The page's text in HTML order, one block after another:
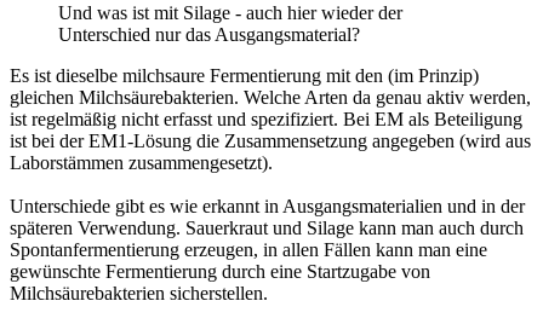
Und was ist mit Silage - auch hier wieder der
Unterschied nur das Ausgangsmaterial?
Es ist dieselbe milchsaure Fermentierung mit den (im Prinzip)
gleichen Milchsäurebakterien. Welche Arten da genau aktiv werden,
ist regelmäßig nicht erfasst und spezifiziert. Bei EM als Beteiligung
ist bei der EM1-Lösung die Zusammensetzung angegeben (wird aus
Laborstämmen zusammengesetzt).
Unterschiede gibt es wie erkannt in Ausgangsmaterialien und in der
späteren Verwendung. Sauerkraut und Silage kann man auch durch
Spontanfermentierung erzeugen, in allen Fällen kann man eine
gewünschte Fermentierung durch eine Startzugabe von
Milchsäurebakterien sicherstellen.